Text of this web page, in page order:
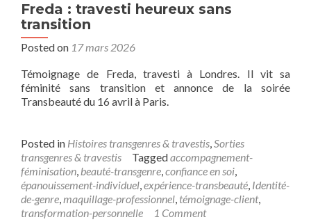
Freda : travesti heureux sans
transition
Posted on 17 mars 2026
Témoignage de Freda, travesti à Londres. Il vit sa
féminité sans transition et annonce de la soirée
Transbeauté du 16 avril à Paris.
Posted in Histoires transgenres & travestis,Sorties
transgenres & travestis
Taggedaccompagnement-
féminisation, beauté-transgenre,confiance en soi,
épanouissement-individuel,expérience-transbeauté, Identité-
de-genre,maquillage-professionnel, témoignage-client,
transformation-personnelle
1 Comment